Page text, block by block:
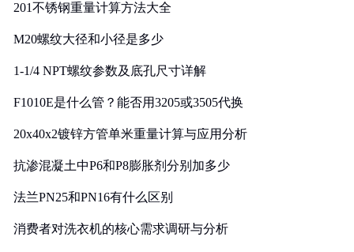
201不锈钢重量计算方法大全
M20螺纹大径和小径是多少
1-1/4 NPT螺纹参数及底孔尺寸详解
F1010E是什么管？能否用3205或3505代换
20x40x2镀锌方管单米重量计算与应用分析
抗渗混凝土中P6和P8膨胀剂分别加多少
法兰PN25和PN16有什么区别
消费者对洗衣机的核心需求调研与分析